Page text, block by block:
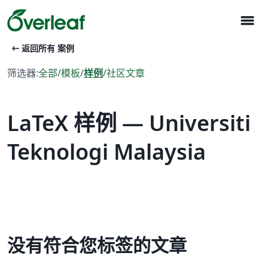
menu
arrow_left_alt 返回所有 案例
筛选器:全部/模板/样例/社区文章
LaTeX 样例 — Universiti
Teknologi Malaysia
没有符合您标签的文章